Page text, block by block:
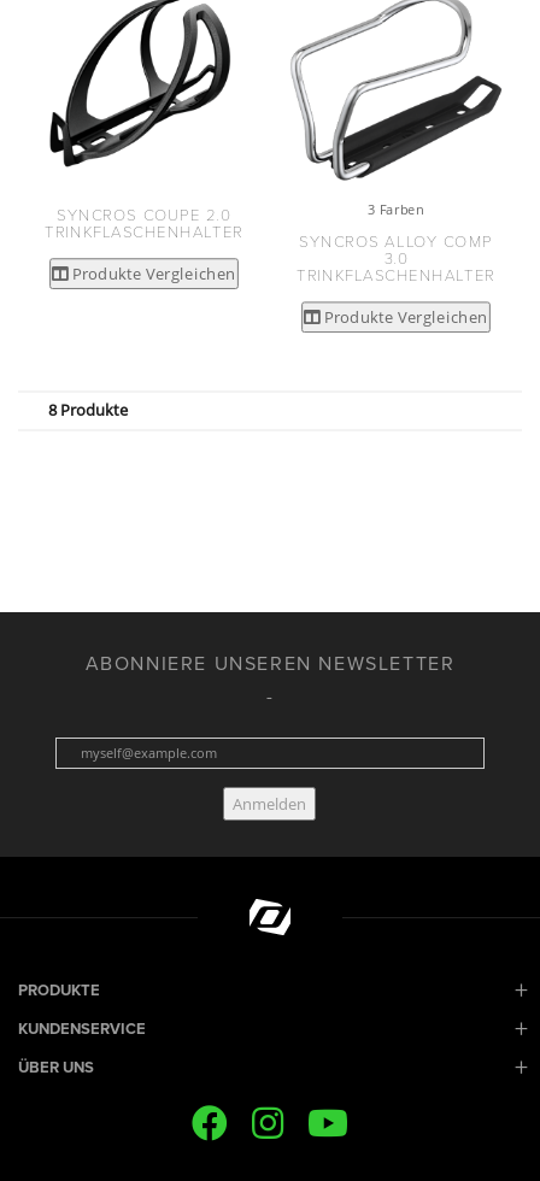
SYNCROS COUPE 2.0
TRINKFLASCHENHALTER
Produkte Vergleichen
3 Farben
SYNCROS ALLOY COMP
3.0
TRINKFLASCHENHALTER
Produkte Vergleichen
8 Produkte
ABONNIERE UNSEREN NEWSLETTER
Anmelden
PRODUKTE
KUNDENSERVICE
ÜBER UNS